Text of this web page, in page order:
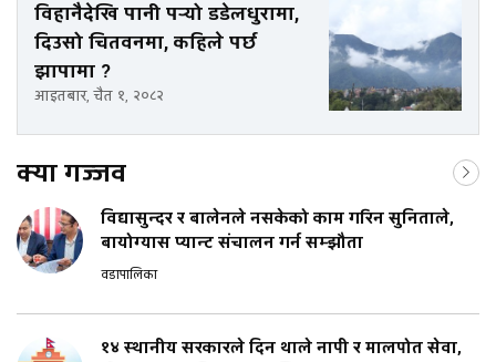
विहानैदेखि पानी पर्‍यो डडेलधुरामा,
दिउसो चितवनमा, कहिले पर्छ
झापामा ?
आइतबार, चैत १, २०८२
क्या गज्जव
विद्यासुन्दर र बालेनले नसकेको काम गरिन सुनिताले,
बायोग्यास प्यान्ट संचालन गर्न सम्झौता
वडापालिका
१४ स्थानीय सरकारले दिन थाले नापी र मालपोत सेवा,